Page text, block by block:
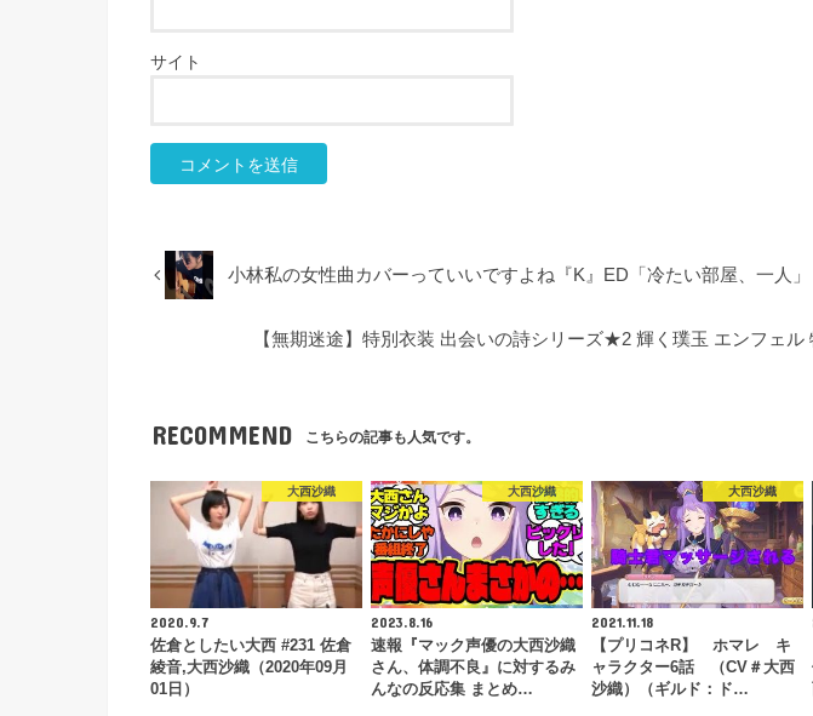
サイト
小林私の女性曲カバーっていいですよね『K』ED「冷たい部屋、一人」
【無期迷途】特別衣装 出会いの詩シリーズ★2 輝く璞玉 エンフェル
RECOMMEND こちらの記事も人気です。
大西沙織
2020.9.7
佐倉としたい大西 #231 佐倉
綾音,大西沙織（2020年09月
01日）
大西沙織
2023.8.16
速報『マック声優の大西沙織
さん、体調不良』に対するみ
んなの反応集 まとめ…
大西沙織
2021.11.18
【プリコネR】 ホマレ キ
ャラクター6話 （CV＃大西
沙織）（ギルド：ド…